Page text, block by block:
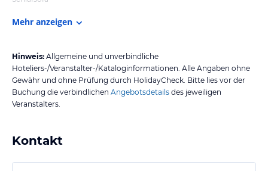
Mehr anzeigen
Hinweis: Allgemeine und unverbindliche
Hoteliers-/Veranstalter-/Kataloginformationen. Alle Angaben ohne
Gewähr und ohne Prüfung durch HolidayCheck. Bitte lies vor der
Buchung die verbindlichen Angebotsdetails des jeweiligen
Veranstalters.
Kontakt